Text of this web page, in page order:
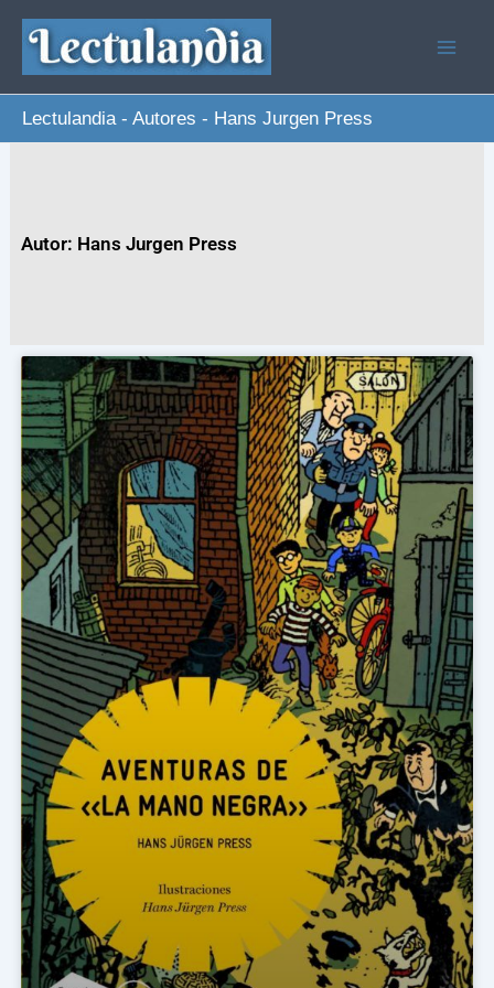
contenido
Lectulandia- Autores - Hans Jurgen Press
Autor: Hans Jurgen Press